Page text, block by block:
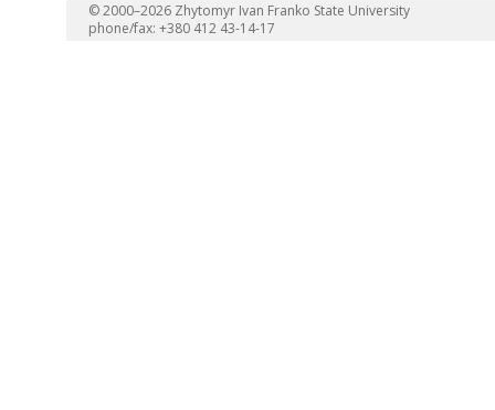
© 2000–2026 Zhytomyr Ivan Franko State University
phone/fax: +380 412 43-14-17